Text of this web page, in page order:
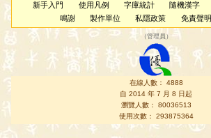
新手入門 使用凡例 字庫統計 隨機漢字
鳴謝
製作單位 私隱政策 免責聲明
（管理員 ）
在線人數： 4888
自 2014 年 7 月 8 日起
瀏覽人數： 80036513
使用次數： 293875364